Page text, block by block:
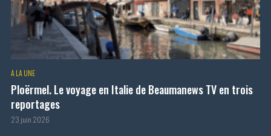
A LA UNE
Ploërmel. Le voyage en Italie de Beaumanews TV en trois
reportages
23 juin 2026